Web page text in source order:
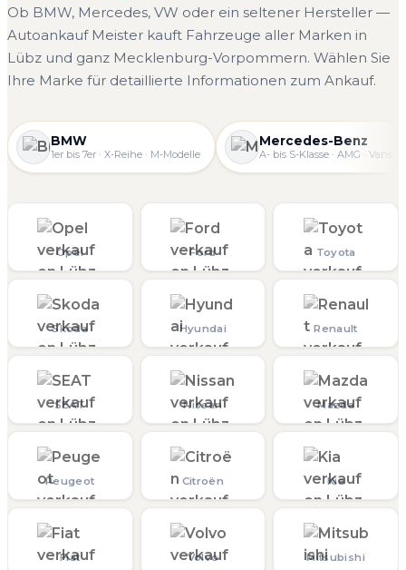
Ob BMW, Mercedes, VW oder ein seltener Hersteller —
Autoankauf Meister kauft Fahrzeuge aller Marken in
Lübz und ganz Mecklenburg-Vorpommern. Wählen Sie
Ihre Marke für detaillierte Informationen zum Ankauf.
BMW
1er bis 7er · X-Reihe · M-Modelle
Mercedes-Benz
A- bis S-Klasse · AMG · Vans
Opel Ford Toyota
Skoda Hyundai Renault
SEAT Nissan Mazda
Peugeot Citroën Kia
Fiat Volvo Mitsubishi